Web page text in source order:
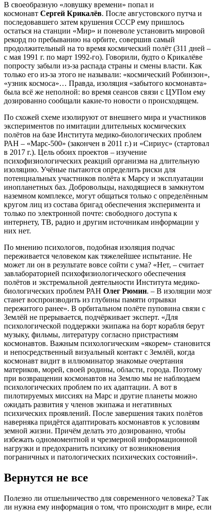
В своеобразную «ловушку времени» попал и
космонавт Сергей Крикалёв. После августовского путча и
последовавшего затем крушения СССР ему пришлось
остаться на станции «Мир» и поневоле установить мировой
рекорд по пребыванию на орбите, совершив самый
продолжительный на то время космический полёт (311 дней –
с мая 1991 г. по март 1992-го). Говорили, будто о Крикалёве
попросту забыли из-за распада страны и смены власти. Как
только его из-за этого не называли: «космический Робинзон»,
«узник космоса»… Правда, изоляция «забытого космонавта»
была всё же неполной: во время сеансов связи с ЦУПом ему
дозированно сообщали какие-то новости о происходящем.
По схожей схеме изолируют от внешнего мира и участников
экспериментов по имитации длительных космических
полётов на базе Института медико-биологических проблем
РАН – «Марс-500» (закончен в 2011 г.) и «Сириус» (стартовал
в 2017 г.). Цель обоих проектов – изучение
психофизиологических реакций организма на длительную
изоляцию. Учёные пытаются определить риски для
потенциальных участников полёта к Марсу и эксплуатации
инопланетных баз. Добровольцы, находящиеся в замкнутом
наземном комплексе, могут общаться только с определённым
кругом лиц из состава бригад обеспечения эксперимента и
только по электронной почте: свободного доступа к
интернету, ТВ, радио и другим источникам информации у
них нет.
По мнению психологов, подобная изоляция подчас
переживается человеком как тяжелейшее испытание. Не
может ли он в результате вовсе сойти с ума? «Нет, – считает
завлабораторией психофизиологического обеспечения
полётов и экстремальной деятельности Института медико-
биологических проблем РАН Олег Рюмин. – В изоляции мозг
станет воспроизводить из глубины памяти отрывки
пережитого ранее». В орбитальном полёте пуповина связи с
Землёй не прерывается, подчёркивает эксперт. «Для
психологической поддер­жки экипажа на борт корабля берут
музыку, фильмы, литературу согласно пристрастиям
космонавтов. Важным психологическим «якорем» становится
и непосредственный визуальный контакт с Землёй, когда
космонавт видит в иллюминатор знакомые очертания
материков, морей, своей родины, области, города. Поэтому
при возвращении космонавтов на Землю мы не наблюдаем
психологических проблем по их адаптации. А вот в
пилотируемых миссиях на Марс и другие планеты можно
ожидать развития у членов экипажа и негативных
психических проявлений. После завершения таких полётов
наверняка придётся адаптировать космонавтов к условиям
земной жизни. Причём делать это дозированно, чтобы
избежать одномоментной и чрезмерной информационной
нагрузки и предохранить психику от возникновения
пограничных и патологических психических состояний».
Вернутся не все
Полезно ли отшельничество для современного человека? Так
ли нужна ему информация о том, что происходит в мире, если